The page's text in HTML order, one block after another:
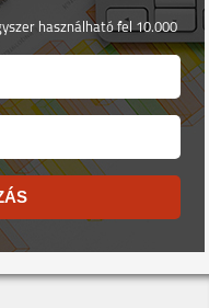
használható fel 10.000